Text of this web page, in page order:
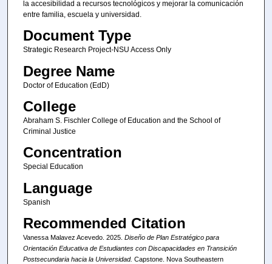
la accesibilidad a recursos tecnológicos y mejorar la comunicación
entre familia, escuela y universidad.
Document Type
Strategic Research Project-NSU Access Only
Degree Name
Doctor of Education (EdD)
College
Abraham S. Fischler College of Education and the School of
Criminal Justice
Concentration
Special Education
Language
Spanish
Recommended Citation
Vanessa Malavez Acevedo. 2025. Diseño de Plan Estratégico para
Orientación Educativa de Estudiantes con Discapacidades en Transición
Postsecundaria hacia la Universidad. Capstone. Nova Southeastern